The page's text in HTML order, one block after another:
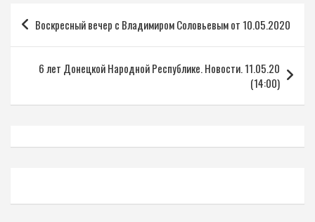
Навигация
по
записям
Воскресный вечер с Владимиром Соловьевым от 10.05.2020
6 лет Донецкой Народной Республике. Новости. 11.05.20
(14:00)